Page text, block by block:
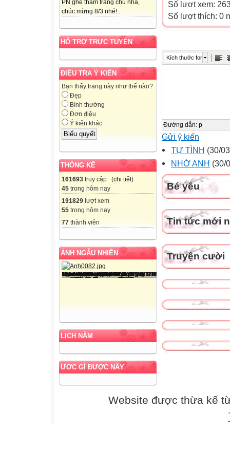
PN ghé thăm trang chủ nhà,
chúc mừng 8/3 nhé!...
HỖ TRỢ TRỰC TUYẾN
ĐIỀU TRA Ý KIẾN
Bạn thấy trang này như thế nào?
Đẹp
Bình thường
Đơn điệu
Ý kiến khác
THỐNG KÊ
161693 truy cập (chi tiết)
45 trong hôm nay
191829 lượt xem
55 trong hôm nay
77 thành viên
ẢNH NGẪU NHIÊN
LỊCH NĂM
ƯƠC GÌ ĐƯỢC NẤY
Số lượt xem:
Số lượt thích: 0
Kích thước font
Đường dẫn: p
Gửi ý kiến
TỰ TÌNH (30/
NHỚ ANH (30/
Bé yêu
Tin tức mới
Truyện cười
Website được thừa kế